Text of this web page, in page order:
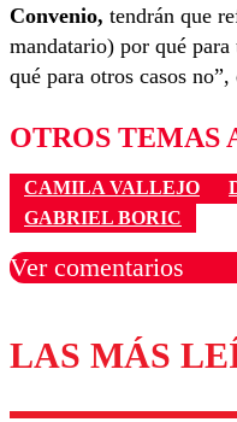
Convenio, tendrán que
mandatario) por qué
qué para otros casos no”,
OTROS TEMAS
CAMILA VALLEJO
GABRIEL BORIC
Ver comentarios
Los comentarios
LAS MÁS